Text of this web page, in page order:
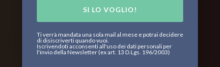
SI LO VOGLIO!
Ti verrà mandata una sola mail al mese e potrai decidere
di disiscriverti quando vuoi.
Iscrivendoti acconsenti all'uso dei dati personali per
l'invio della Newsletter (ex art. 13 D.Lgs. 196/2003)